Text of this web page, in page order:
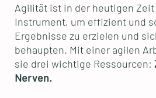
Agilität ist in der heutigen
Instrument, um effizient und
Ergebnisse zu erzielen und
behaupten. Mit einer agilen
sie drei wichtige Ressourcen:
Nerven.